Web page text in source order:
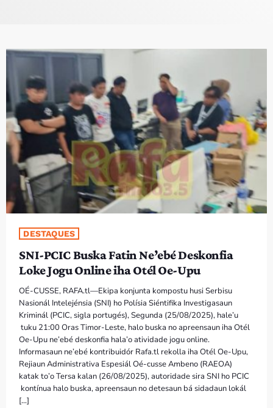
PROGRAMAS
VIDEOS
EVENTOS
CONTACTOS
PORTUGUÊS keyboard_arrow_down
TÉTUM
PORTUGUÊS
PRÓXIMOS PROGRAMAS
Bom dia RAFA
7:00 AM - 10:00 AM
Bom dia RAFA
7:00 AM - 9:00 AM
DESTAQUES
SNI-PCIC Buska Fatin Ne’ebé Deskonfia
Loke Jogu Online iha Otél Oe-Upu
OÉ-CUSSE, RAFA.tl—Ekipa konjunta kompostu husi Serbisu
Nasionál Intelejénsia (SNI) ho Polísia Siéntifika Investigasaun
Kriminál (PCIC, sigla portugés), Segunda (25/08/2025), hale’u
tuku 21:00 Oras Timor-Leste, halo buska no apreensaun iha Otél
Oe-Upu ne’ebé deskonfia hala’o atividade jogu online.
Informasaun ne’ebé kontribuidór Rafa.tl rekolla iha Otél Oe-Upu,
Rejiaun Administrativa Espesiál Oé-cusse Ambeno (RAEOA)
katak to’o Tersa kalan (26/08/2025), autoridade sira SNI ho PCIC
kontínua halo buska, apreensaun no detesaun bá sidadaun lokál
[…]